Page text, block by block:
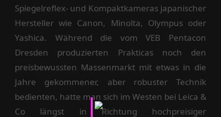
Spiegelreflex- und Kompaktkameras japanischer
Hersteller wie Canon, Minolta, Olympus oder
Yashica. Während die vom VEB Pentacon
Dresden produzierten Prakticas noch den
preisbewussten Massenmarkt mit etwas in die
Jahre gekommener, aber robuster Technik
bedienten, hatte man sich im Westen bei Leica &
Co längst in Richtung hochpreisiger